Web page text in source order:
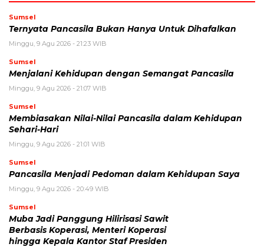
Sumsel
Ternyata Pancasila Bukan Hanya Untuk Dihafalkan
Minggu, 9 Agu 2026 - 21:23 WIB
Sumsel
Menjalani Kehidupan dengan Semangat Pancasila
Minggu, 9 Agu 2026 - 21:07 WIB
Sumsel
Membiasakan Nilai-Nilai Pancasila dalam Kehidupan
Sehari-Hari
Minggu, 9 Agu 2026 - 21:01 WIB
Sumsel
Pancasila Menjadi Pedoman dalam Kehidupan Saya
Minggu, 9 Agu 2026 - 20:49 WIB
Sumsel
Muba Jadi Panggung Hilirisasi Sawit
Berbasis Koperasi, Menteri Koperasi
hingga Kepala Kantor Staf Presiden